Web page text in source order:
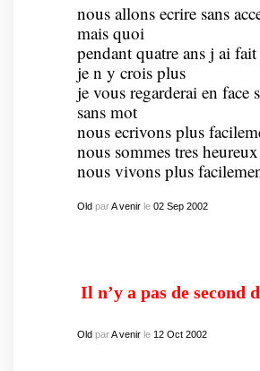
nous allons ecrire sans
mais quoi
pendant quatre ans j ai
je n y crois plus
je vous regarderai en face
sans mot
nous ecrivons plus
nous sommes tres heureux
nous vivons plus
Old parA venirle 02 Sep 2002
Il n’y a pas de second
Old parA venirle 12 Oct 2002